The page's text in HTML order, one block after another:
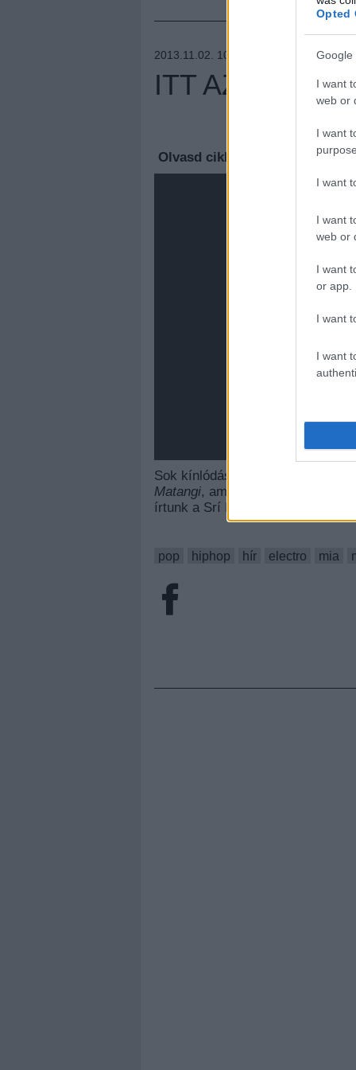
Opted
Google
I want
web or
I want
I want
I want
web or
I want
or app.
I want
I want
2013.11.02. 10:12 – LÁNGOLÓ
ITT AZ ÚJ
Olvasd cikkeinket az új
Sok kínlódás, késés után végre
Matangi, amit a fenti Youtube-
írtunk a Srí Lanka-i származású
pop hiphop hír electro mia